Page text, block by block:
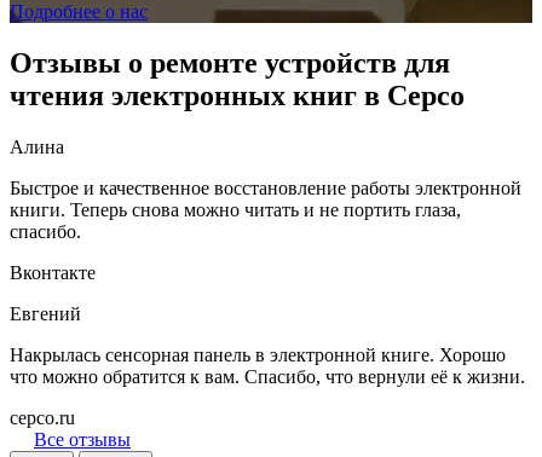
Подробнее о нас
Отзывы о ремонте устройств для
чтения электронных книг в Серсо
Алина
Быстрое и качественное восстановление работы электронной
книги. Теперь снова можно читать и не портить глаза,
спасибо.
Вконтакте
Евгений
Накрылась сенсорная панель в электронной книге. Хорошо
что можно обратится к вам. Спасибо, что вернули её к жизни.
cepco.ru
Все отзывы